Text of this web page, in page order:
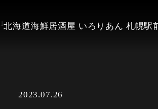
北海道海鮮居酒屋 いろりあん 札幌駅
2023.07.26